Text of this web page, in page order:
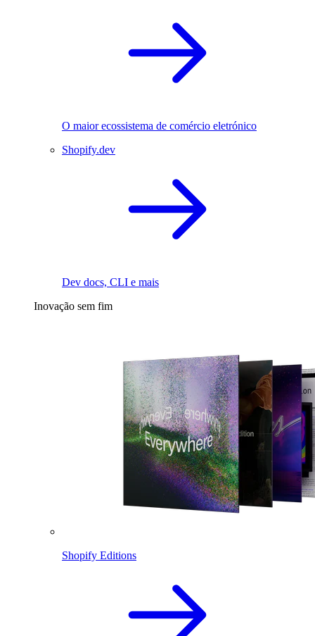
O maior ecossistema de comércio eletrónico
Shopify.dev
Dev docs, CLI e mais
Inovação sem fim
Shopify Editions